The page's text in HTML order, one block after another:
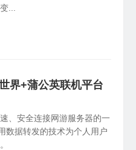
具
NAS伴侣
路组网
控
...
界+蒲公英联机平台
、安全连接网游服务器的一
数据转发的技术为个人用户